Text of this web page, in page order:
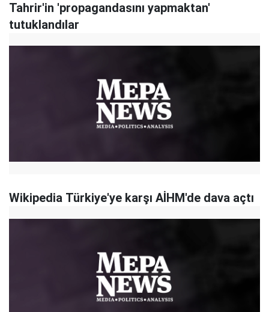
Tahrir'in 'propagandasını yapmaktan'
tutuklandılar
Wikipedia Türkiye'ye karşı AİHM'de dava açtı